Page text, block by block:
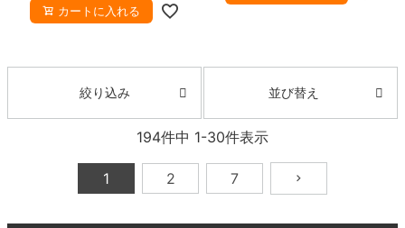
カートに入れる
絞り込み 並び替え
194件中 1-30件表示
1 2 7